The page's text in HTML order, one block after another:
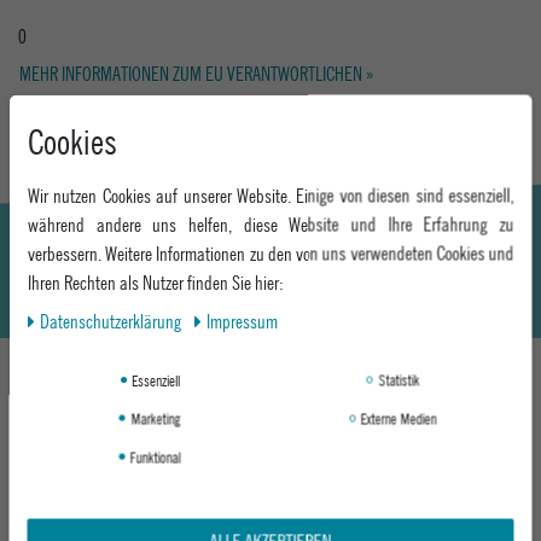
0
MEHR INFORMATIONEN ZUM EU VERANTWORTLICHEN »
DAS KÖNNTE DIR AUCH GEFALLEN
Cookies
Wir nutzen Cookies auf unserer Website. Einige von diesen sind essenziell,
während andere uns helfen, diese Website und Ihre Erfahrung zu
verbessern. Weitere Informationen zu den von uns verwendeten Cookies und
Ihren Rechten als Nutzer finden Sie hier:
Daten­schutz­erklärung
Impressum
Essenziell
Statistik
Marketing
Externe Medien
Funktional